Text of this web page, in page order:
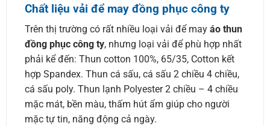
Chất liệu vải để may đồng phục công ty
Trên thị trường có rất nhiều loại vải để may áo thun
đồng phục công ty, nhưng loại vải để phù hợp nhất
phải kể đến: Thun cotton 100%, 65/35, Cotton kết
hợp Spandex. Thun cá sấu, cá sấu 2 chiều 4 chiều,
cá sấu poly. Thun lạnh Polyester 2 chiều – 4 chiều
mặc mát, bền màu, thấm hút ẩm giúp cho người
mặc tự tin, năng động cả ngày.